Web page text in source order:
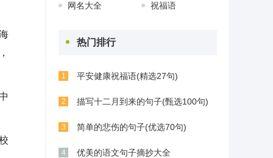
网名大全 祝福语
热门排行
1 平安健康祝福语(精选27句)
2 描写十二月到来的句子(甄选100句)
3 简单的悲伤的句子(优选70句)
4 优美的语文句子摘抄大全